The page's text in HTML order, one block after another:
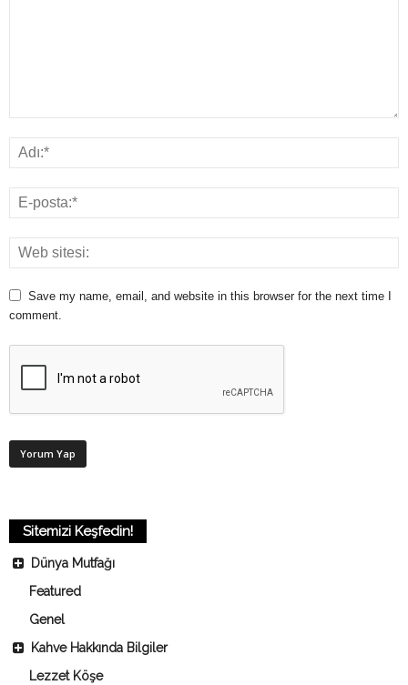
Save my name, email, and website in this browser for the next time I
comment.
Sitemizi Keşfedin!
Dünya Mutfağı
Featured
Genel
Kahve Hakkında Bilgiler
Lezzet Köşe